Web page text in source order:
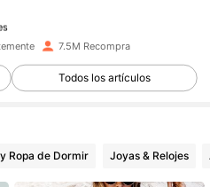
7.5M Recompra
Todos los artículos
Ropa de Dormir Joyas & Relojes